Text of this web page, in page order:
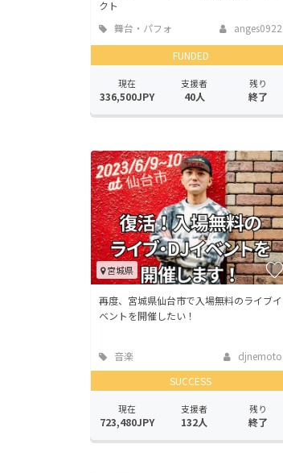
クト
舞台・パフォ
ーマンス
anges0922
FUNDED
現在
336,500JPY
支援者
40人
残り
終了
宮城県
再度、宮城県仙台市で入場無料のライブイ
ベントを開催したい！
音楽
djnemoto
SUCCESS
現在
723,480JPY
支援者
132人
残り
終了